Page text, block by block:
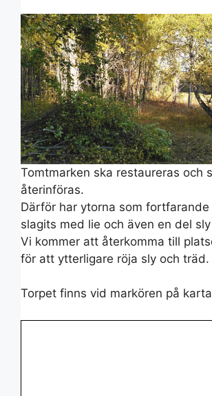
Tomtmarken ska restaureras och
återinföras.
Därför har ytorna som fortfarande
slagits med lie och även en del
Vi kommer att återkomma till
för att ytterligare röja sly och träd.
Torpet finns vid markören på